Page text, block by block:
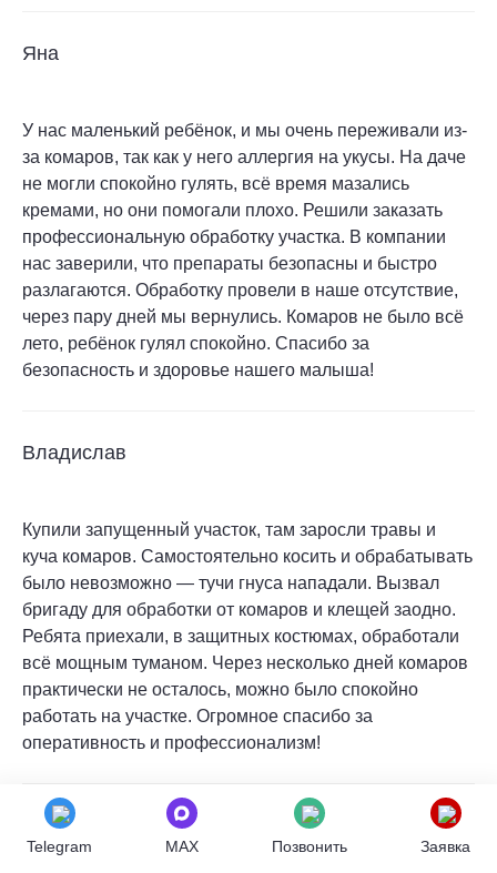
Яна
У нас маленький ребёнок, и мы очень переживали из-
за комаров, так как у него аллергия на укусы. На даче
не могли спокойно гулять, всё время мазались
кремами, но они помогали плохо. Решили заказать
профессиональную обработку участка. В компании
нас заверили, что препараты безопасны и быстро
разлагаются. Обработку провели в наше отсутствие,
через пару дней мы вернулись. Комаров не было всё
лето, ребёнок гулял спокойно. Спасибо за
безопасность и здоровье нашего малыша!
Владислав
Купили запущенный участок, там заросли травы и
куча комаров. Самостоятельно косить и обрабатывать
было невозможно — тучи гнуса нападали. Вызвал
бригаду для обработки от комаров и клещей заодно.
Ребята приехали, в защитных костюмах, обработали
всё мощным туманом. Через несколько дней комаров
практически не осталось, можно было спокойно
работать на участке. Огромное спасибо за
оперативность и профессионализм!
Ольга
Telegram MAX Позвонить Заявка